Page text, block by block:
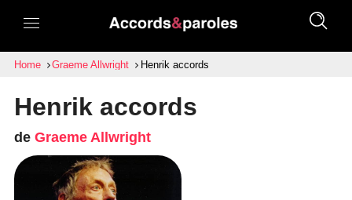
Home Graeme Allwright Henrik accords
Henrik accords
de Graeme Allwright